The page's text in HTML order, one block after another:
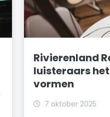
Rivierenland
luisteraars
vormen
7 oktober 2025